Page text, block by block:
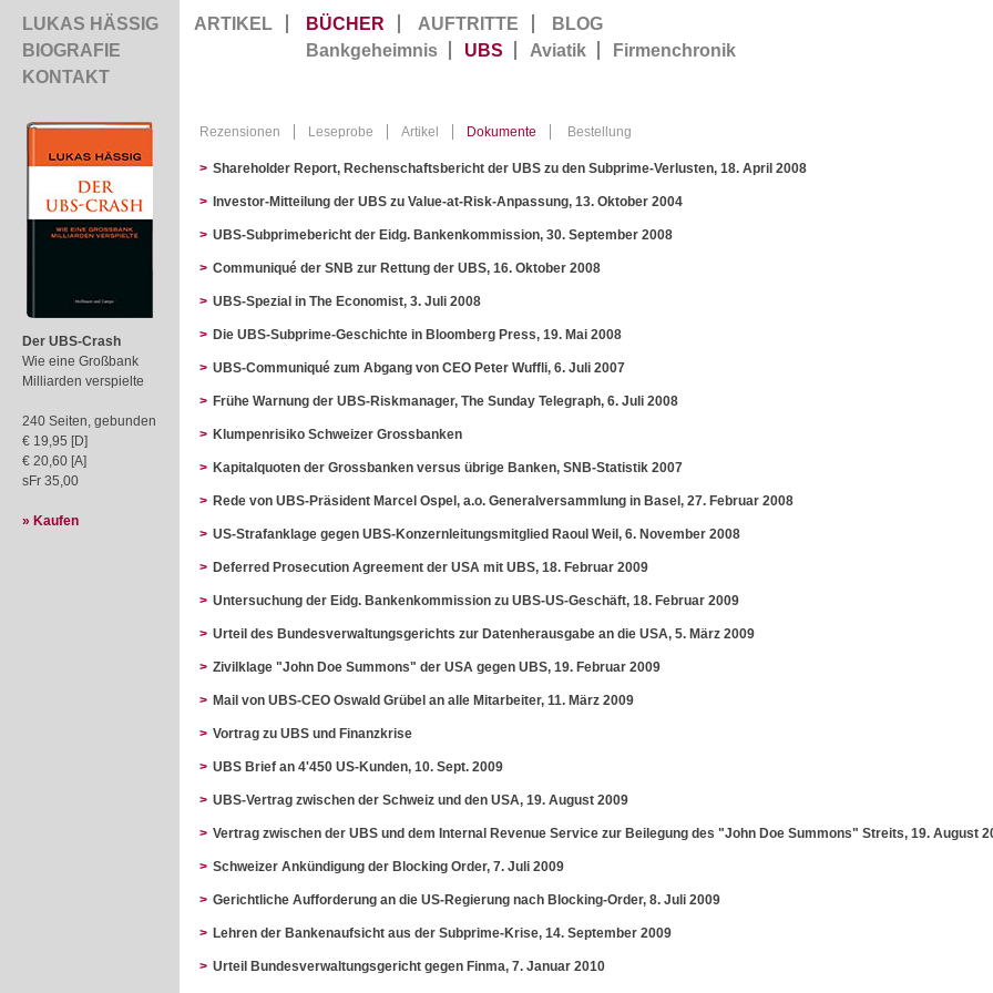
LUKAS HÄSSIG
BIOGRAFIE
KONTAKT
ARTIKEL BÜCHER AUFTRITTE
BLOG
Bankgeheimnis
UBS Aviatik Firmenchronik
Der UBS-Crash
Wie eine Großbank
Milliarden verspielte
240 Seiten, gebunden
€ 19,95 [D]
€ 20,60 [A]
sFr 35,00
» Kaufen
Rezensionen Leseprobe Artikel Dokumente Bestellung
> Shareholder Report, Rechenschaftsbericht der UBS zu den Subprime-Verlusten, 18. April 2008
> Investor-Mitteilung der UBS zu Value-at-Risk-Anpassung, 13. Oktober 2004
> UBS-Subprimebericht der Eidg. Bankenkommission, 30. September 2008
> Communiqué der SNB zur Rettung der UBS, 16. Oktober 2008
> UBS-Spezial in The Economist, 3. Juli 2008
> Die UBS-Subprime-Geschichte in Bloomberg Press, 19. Mai 2008
> UBS-Communiqué zum Abgang von CEO Peter Wuffli, 6. Juli 2007
> Frühe Warnung der UBS-Riskmanager, The Sunday Telegraph, 6. Juli 2008
> Klumpenrisiko Schweizer Grossbanken
> Kapitalquoten der Grossbanken versus übrige Banken, SNB-Statistik 2007
> Rede von UBS-Präsident Marcel Ospel, a.o. Generalversammlung in Basel, 27. Februar 2008
> US-Strafanklage gegen UBS-Konzernleitungsmitglied Raoul Weil, 6. November 2008
> Deferred Prosecution Agreement der USA mit UBS, 18. Februar 2009
> Untersuchung der Eidg. Bankenkommission zu UBS-US-Geschäft, 18. Februar 2009
> Urteil des Bundesverwaltungsgerichts zur Datenherausgabe an die USA, 5. März 2009
> Zivilklage "John Doe Summons" der USA gegen UBS, 19. Februar 2009
> Mail von UBS-CEO Oswald Grübel an alle Mitarbeiter, 11. März 2009
> Vortrag zu UBS und Finanzkrise
> UBS Brief an 4'450 US-Kunden, 10. Sept. 2009
> UBS-Vertrag zwischen der Schweiz und den USA, 19. August 2009
> Vertrag zwischen der UBS und dem Internal Revenue Service zur Beilegung des "John Doe Summons" Streits, 19. August
> Schweizer Ankündigung der Blocking Order, 7. Juli 2009
> Gerichtliche Aufforderung an die US-Regierung nach Blocking-Order, 8. Juli 2009
> Lehren der Bankenaufsicht aus der Subprime-Krise, 14. September 2009
> Urteil Bundesverwaltungsgericht gegen Finma, 7. Januar 2010